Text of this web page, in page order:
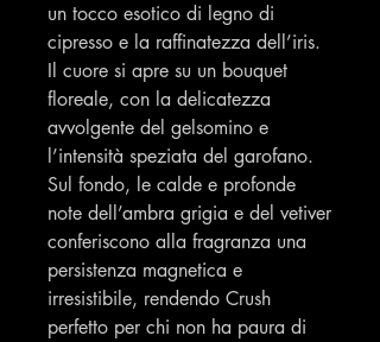
un tocco esotico di legno di
cipresso e la raffinatezza dell’iris.
Il cuore si apre su un bouquet
floreale, con la delicatezza
avvolgente del gelsomino e
l’intensità speziata del garofano.
Sul fondo, le calde e profonde
note dell’ambra grigia e del vetiver
conferiscono alla fragranza una
persistenza magnetica e
irresistibile, rendendo Crush
perfetto per chi non ha paura di